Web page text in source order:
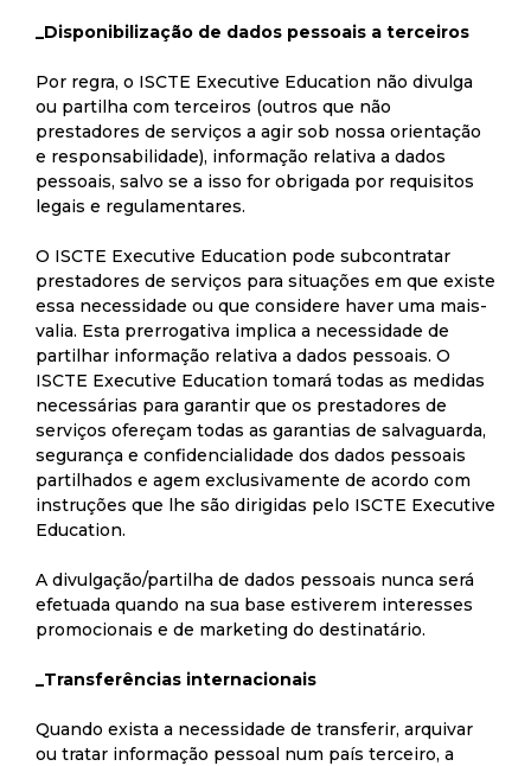
_Disponibilização de dados pessoais a terceiros
Por regra, o ISCTE Executive Education não divulga
ou partilha com terceiros (outros que não
prestadores de serviços a agir sob nossa orientação
e responsabilidade), informação relativa a dados
pessoais, salvo se a isso for obrigada por requisitos
legais e regulamentares.
O ISCTE Executive Education pode subcontratar
prestadores de serviços para situações em que existe
essa necessidade ou que considere haver uma mais-
valia. Esta prerrogativa implica a necessidade de
partilhar informação relativa a dados pessoais. O
ISCTE Executive Education tomará todas as medidas
necessárias para garantir que os prestadores de
serviços ofereçam todas as garantias de salvaguarda,
segurança e confidencialidade dos dados pessoais
partilhados e agem exclusivamente de acordo com
instruções que lhe são dirigidas pelo ISCTE Executive
Education.
A divulgação/partilha de dados pessoais nunca será
efetuada quando na sua base estiverem interesses
promocionais e de marketing do destinatário.
_Transferências internacionais
Quando exista a necessidade de transferir, arquivar
ou tratar informação pessoal num país terceiro, a